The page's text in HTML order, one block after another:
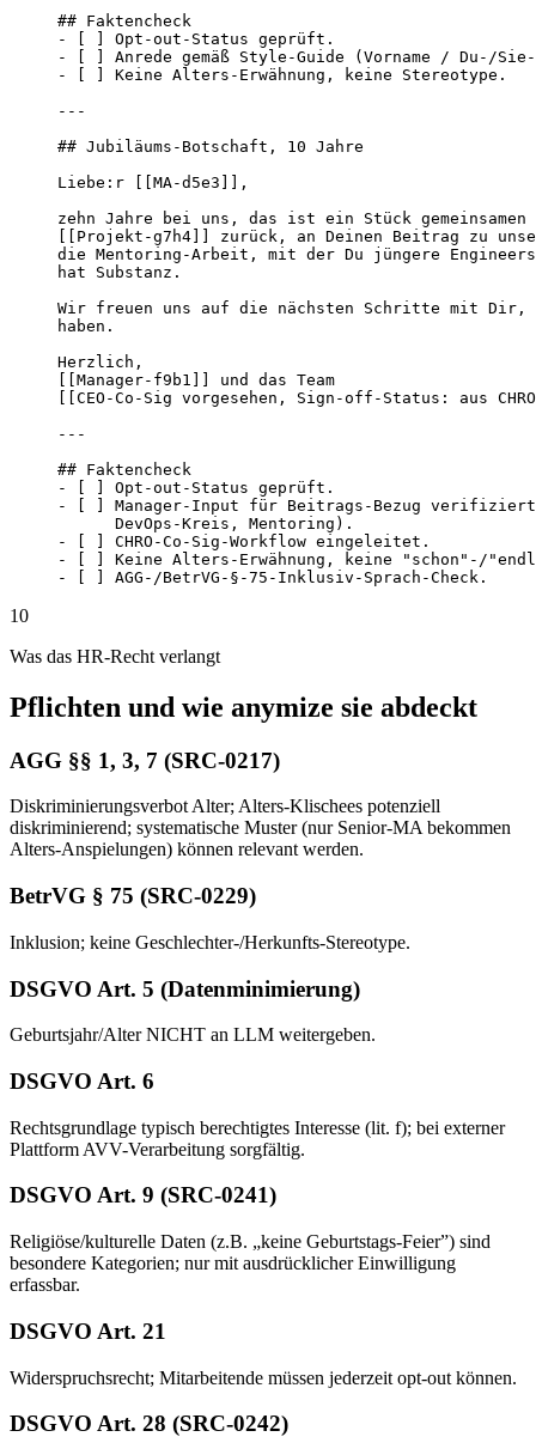
## Faktencheck
- [ ] Opt-out-Status geprüft.
- [ ] Anrede gemäß Style-Guide (Vorname / Du-/
- [ ] Keine Alters-Erwähnung, keine Stereotype.
---
## Jubiläums-Botschaft, 10 Jahre
Liebe:r [[MA-d5e3]],
zehn Jahre bei uns, das ist ein Stück gemeinsamen
[[Projekt-g7h4]] zurück, an Deinen Beitrag zu
die Mentoring-Arbeit, mit der Du jüngere
hat Substanz.
Wir freuen uns auf die nächsten Schritte mit Dir,
haben.
Herzlich,
[[Manager-f9b1]] und das Team
[[CEO-Co-Sig vorgesehen, Sign-off-Status: aus
---
## Faktencheck
- [ ] Opt-out-Status geprüft.
- [ ] Manager-Input für Beitrags-Bezug
      DevOps-Kreis, Mentoring).
- [ ] CHRO-Co-Sig-Workflow eingeleitet.
- [ ] Keine Alters-Erwähnung, keine "schon"-/
- [ ] AGG-/BetrVG-§-75-Inklusiv-Sprach-Check.
10
Was das HR-Recht verlangt
Pflichten und wie anymize sie abdeckt
AGG §§ 1, 3, 7 (SRC-0217)
Diskriminierungsverbot Alter; Alters-Klischees potenziell
diskriminierend; systematische Muster (nur Senior-MA bekommen
Alters-Anspielungen) können relevant werden.
BetrVG § 75 (SRC-0229)
Inklusion; keine Geschlechter-/Herkunfts-Stereotype.
DSGVO Art. 5 (Datenminimierung)
Geburtsjahr/Alter NICHT an LLM weitergeben.
DSGVO Art. 6
Rechtsgrundlage typisch berechtigtes Interesse (lit. f); bei externer
Plattform AVV-Verarbeitung sorgfältig.
DSGVO Art. 9 (SRC-0241)
Religiöse/kulturelle Daten (z.B. „keine Geburtstags-Feier”) sind
besondere Kategorien; nur mit ausdrücklicher Einwilligung
erfassbar.
DSGVO Art. 21
Widerspruchsrecht; Mitarbeitende müssen jederzeit opt-out können.
DSGVO Art. 28 (SRC-0242)